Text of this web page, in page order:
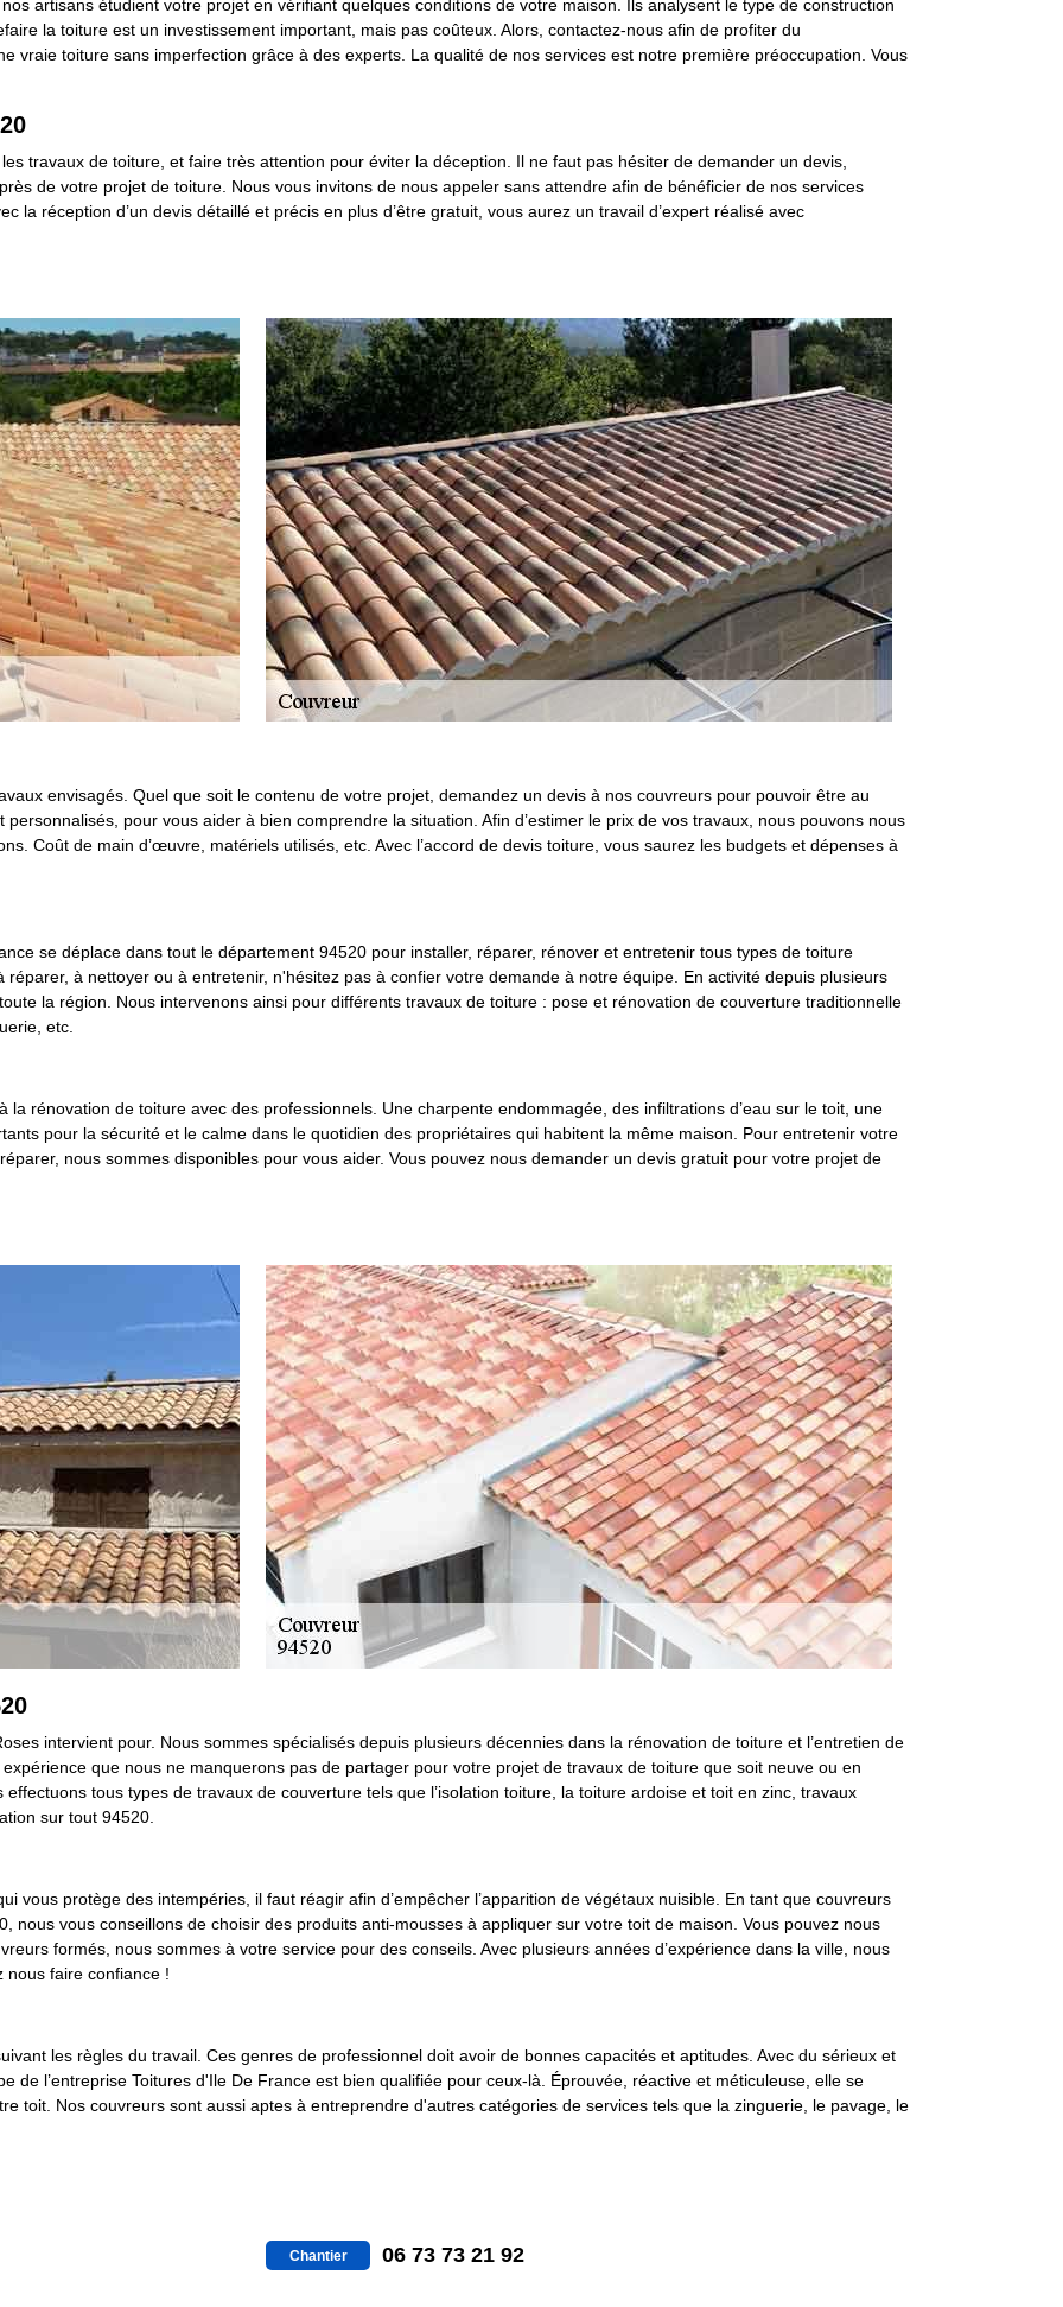
artisans étudient votre projet en vérifiant quelques conditions de votre maison. Ils analysent le type de construction
la toiture est un investissement important, mais pas coûteux. Alors, contactez-nous afin de profiter du
vraie toiture sans imperfection grâce à des experts. La qualité de nos services est notre première préoccupation. Vous
travaux de toiture, et faire très attention pour éviter la déception. Il ne faut pas hésiter de demander un devis,
de votre projet de toiture. Nous vous invitons de nous appeler sans attendre afin de bénéficier de nos services
la réception d’un devis détaillé et précis en plus d’être gratuit, vous aurez un travail d’expert réalisé avec
envisagés. Quel que soit le contenu de votre projet, demandez un devis à nos couvreurs pour pouvoir être au
pour vous aider à bien comprendre la situation. Afin d’estimer le prix de vos travaux, nous pouvons nous
Coût de main d’œuvre, matériels utilisés, etc. Avec l’accord de devis toiture, vous saurez les budgets et dépenses à
se déplace dans tout le département 94520 pour installer, réparer, rénover et entretenir tous types de toiture
à nettoyer ou à entretenir, n'hésitez pas à confier votre demande à notre équipe. En activité depuis plusieurs
la région. Nous intervenons ainsi pour différents travaux de toiture : pose et rénovation de couverture traditionnelle
etc.
la rénovation de toiture avec des professionnels. Une charpente endommagée, des infiltrations d’eau sur le toit, une
pour la sécurité et le calme dans le quotidien des propriétaires qui habitent la même maison. Pour entretenir votre
nous sommes disponibles pour vous aider. Vous pouvez nous demander un devis gratuit pour votre projet de
intervient pour. Nous sommes spécialisés depuis plusieurs décennies dans la rénovation de toiture et l’entretien de
que nous ne manquerons pas de partager pour votre projet de travaux de toiture que soit neuve ou en
tous types de travaux de couverture tels que l’isolation toiture, la toiture ardoise et toit en zinc, travaux
sur tout 94520.
vous protège des intempéries, il faut réagir afin d’empêcher l’apparition de végétaux nuisible. En tant que couvreurs
nous vous conseillons de choisir des produits anti-mousses à appliquer sur votre toit de maison. Vous pouvez nous
formés, nous sommes à votre service pour des conseils. Avec plusieurs années d’expérience dans la ville, nous
nous faire confiance !
les règles du travail. Ces genres de professionnel doit avoir de bonnes capacités et aptitudes. Avec du sérieux et
de l’entreprise Toitures d'Ile De France est bien qualifiée pour ceux-là. Éprouvée, réactive et méticuleuse, elle se
toit. Nos couvreurs sont aussi aptes à entreprendre d'autres catégories de services tels que la zinguerie, le pavage, le
Chantier 06 73 73 21 92